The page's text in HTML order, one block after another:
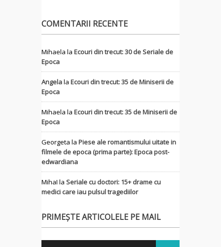
COMENTARII RECENTE
Mihaela la Ecouri din trecut: 30 de Seriale de
Epoca
Angelala Ecouri din trecut: 35 de Miniserii de
Epoca
Mihaela la Ecouri din trecut: 35 de Miniserii de
Epoca
Georgeta la Piese ale romantismului uitate in
filmele de epoca (prima parte): Epoca post-
edwardiana
MihaI la Seriale cu doctori: 15+ drame cu
medici care iau pulsul tragediilor
PRIMEȘTE ARTICOLELE PE MAIL